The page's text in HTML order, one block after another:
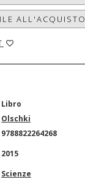
ALL'ACQUISTO
Libro
Olschki
9788822264268
2015
Scienze